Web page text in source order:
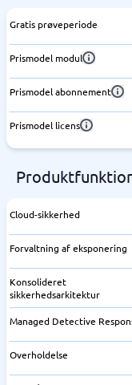
Gratis prøveperiode
Prismodel modul
Prismodel abonnement
Prismodel licens
Cloud-sikkerhed
Forvaltning af eksponering
Konsolideret
sikkerhedsarkitektur
Managed Detective
Overholdelse